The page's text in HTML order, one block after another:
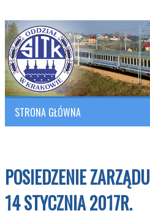
SITK RP Oddział w
Polish Association of Engineers &
STRONA GŁÓWNA
POSIEDZENIE
14 STYCZNIA 2017R.